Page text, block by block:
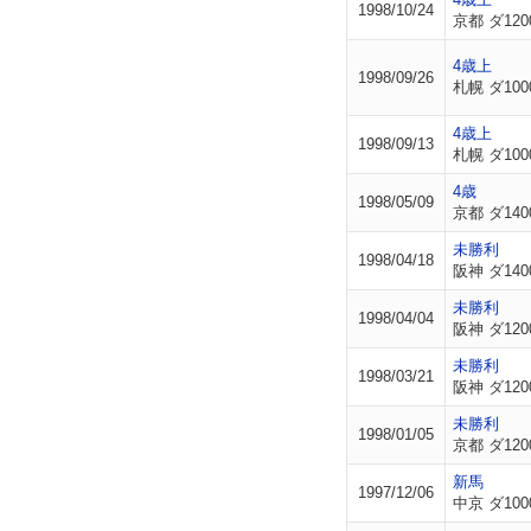
1998/10/24
京都 ダ
1998/09/26
4歳上
札幌 ダ
1998/09/13
4歳上
札幌 ダ
1998/05/09
4歳
京都 ダ
1998/04/18
未勝利
阪神 ダ
1998/04/04
未勝利
阪神 ダ
1998/03/21
未勝利
阪神 ダ
1998/01/05
未勝利
京都 ダ
1997/12/06
新馬
中京 ダ